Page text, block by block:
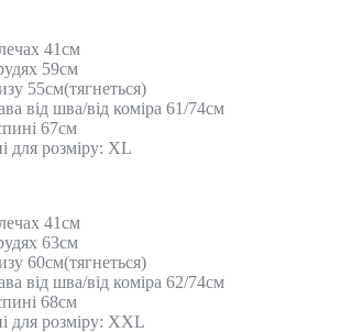
41см
59см
55см(тягнеться)
від шва/від коміра 61/74см
67см
для розміру: XL
41см
63см
60см(тягнеться)
від шва/від коміра 62/74см
68см
для розміру: XXL